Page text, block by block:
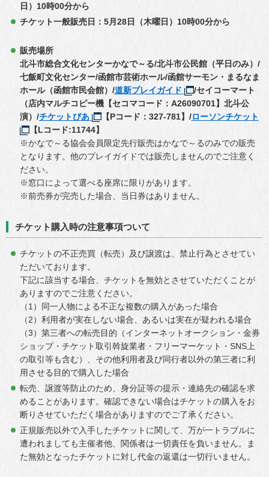
日）10時00分から
チケット一般販売日：5月28日（木曜日）10時00分から
販売場所
北斗市総合文化センターかなで～る/北斗市公民館（平日のみ）/
七飯町文化センター/函館市芸術ホール/函館サーモン・まるなま
ホール（函館市民会館）/道新プレイガイド
/セイコーマート
（店内マルチコピー機【セコマコード：A26090701】北斗公
演）/チケットぴあ 【Pコード：327-781】/ローソンチケット
【Lコード:11744】
※かなで～る協会会員限定先行販売はかなで～るのみでの販売
となります。他のプレイガイドでは販売しませんのでご注意く
ださい。
※窓口によって選べる座席に限りがあります。
※前売券が完売した場合、当日券はありません。
チケット購入時の注意事項ついて
チケットの不正売買（転売）及び譲渡は、禁止行為とさせてい
ただいております。
下記に該当する場合、チケットを無効とさせていただくことが
ありますのでご注意ください。
（1）同一人物による不正な複数の購入があった場合
（2）利用者が実在しない場合、あるいは実在が疑われる場合
（3）第三者への転売目的（インターネットオークション・金券
ショップ・チケット取引斡旋業者・フリーマーケット・SNS上
の取引等も含む）、その他利用者及び同行者以外の第三者に利
用させる目的で購入した場合
転売、譲渡等防止のため、身分証等の提示・連絡先の確認を求
めることがあります。確認できない場合はチケットの購入をお
断りさせていただく場合がありますのでご了承ください。
正規販売以外で入手したチケットに関して、万が一トラブルに
遭われましても主催者他、関係者は一切責任を負いません。ま
た無効となったチケットに対し代金の返還は一切行いません。